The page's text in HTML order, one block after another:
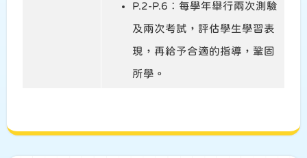
P.2-P.6︰每學年舉行兩次測驗
及兩次考試，評估學生學習表
現，再給予合適的指導，鞏固
所學。